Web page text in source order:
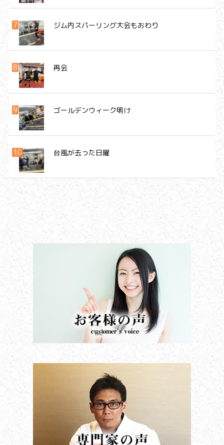
ジム内スパーリング大会もおわり
再会
ゴールデンウィーク明け
台風が去った日曜